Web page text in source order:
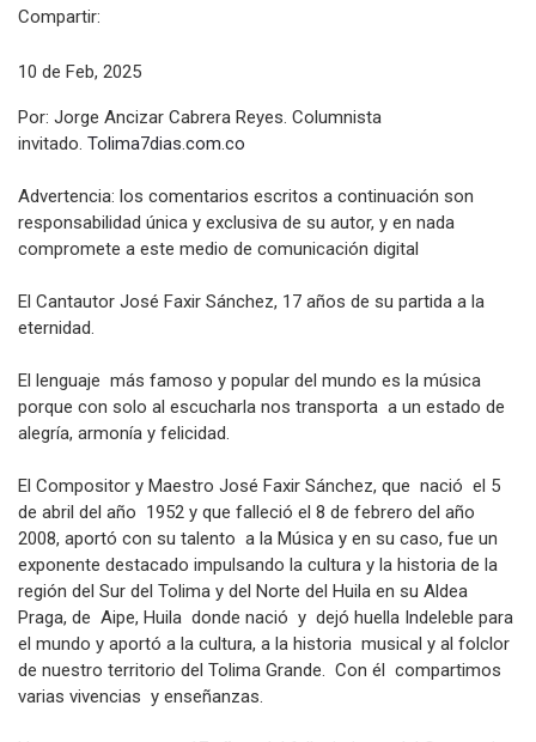
Compartir:
10 de Feb, 2025
Por: Jorge Ancizar Cabrera Reyes. Columnista
invitado. Tolima7dias.com.co
Advertencia: los comentarios escritos a continuación son
responsabilidad única y exclusiva de su autor, y en nada
compromete a este medio de comunicación digital
El Cantautor José Faxir Sánchez, 17 años de su partida a la
eternidad.
El lenguaje más famoso y popular del mundo es la música
porque con solo al escucharla nos transporta a un estado de
alegría, armonía y felicidad.
El Compositor y Maestro José Faxir Sánchez, que nació el 5
de abril del año 1952 y que falleció el 8 de febrero del año
2008, aportó con su talento a la Música y en su caso, fue un
exponente destacado impulsando la cultura y la historia de la
región del Sur del Tolima y del Norte del Huila en su Aldea
Praga, de Aipe, Huila donde nació y dejó huella Indeleble para
el mundo y aportó a la cultura, a la historia musical y al folclor
de nuestro territorio del Tolima Grande. Con él compartimos
varias vivencias y enseñanzas.